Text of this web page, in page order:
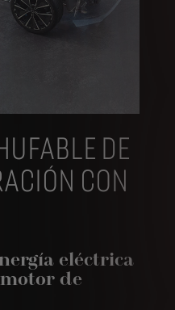
DE
CON
eléctrica
de